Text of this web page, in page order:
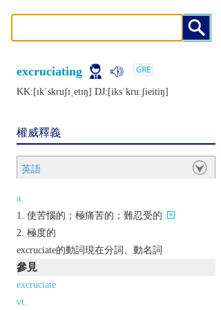
excruciating
KK:[ɪkˈskruʃɪˌеtɪŋ] DJ:[iksˈkruːʃiеitiŋ]
權威釋義
英語
a.
使苦惱的；極痛苦的；難忍受的
極度的
excruciate的動詞現在分詞、動名詞
參見
excruciate
vt.